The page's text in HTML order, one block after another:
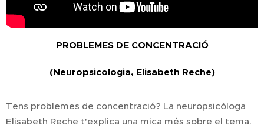
PROBLEMES DE CONCENTRACIÓ
(Neuropsicologia, Elisabeth Reche)
Tens problemes de concentració? La neuropsicòloga
Elisabeth Reche t'explica una mica més sobre el tema.